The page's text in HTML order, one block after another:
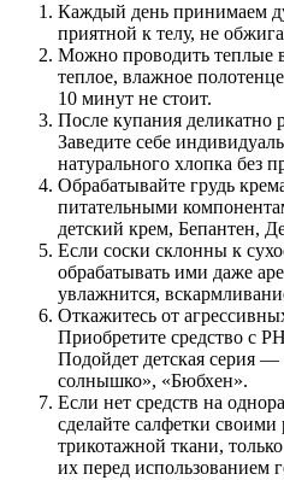
Каждый день принимаем
приятной к телу, не
Можно проводить теплые
теплое, влажное
10 минут не стоит.
После купания деликатно
Заведите себе
натурального хлопка без
Обрабатывайте грудь
питательными
детский крем, Бепантен,
Если соски склонны к
обрабатывать ими даже
увлажнится,
Откажитесь от
Приобретите средство с
Подойдет детская серия
солнышко», «Бюбхен».
Если нет средств на
сделайте салфетки
трикотажной ткани,
их перед использованием